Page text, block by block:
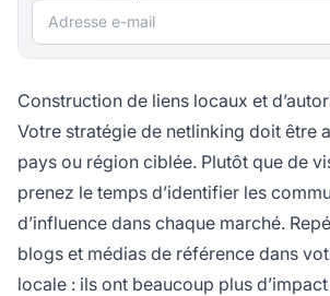
Adresse e-mail
Construction de liens locaux et
Votre stratégie de netlinking doit être
pays ou région ciblée. Plutôt que de
prenez le temps d’identifier les
d’influence dans chaque marché.
blogs et médias de référence dans
locale : ils ont beaucoup plus